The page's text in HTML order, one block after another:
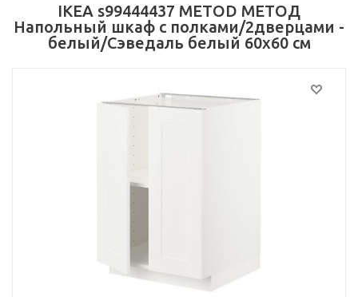
IKEA s99444437 METOD МЕТОД
Напольный шкаф с полками/2дверцами -
белый/Сэведаль белый 60x60 см